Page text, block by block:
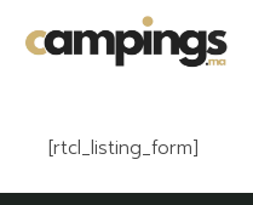
the
content
[rtcl_listing_form]